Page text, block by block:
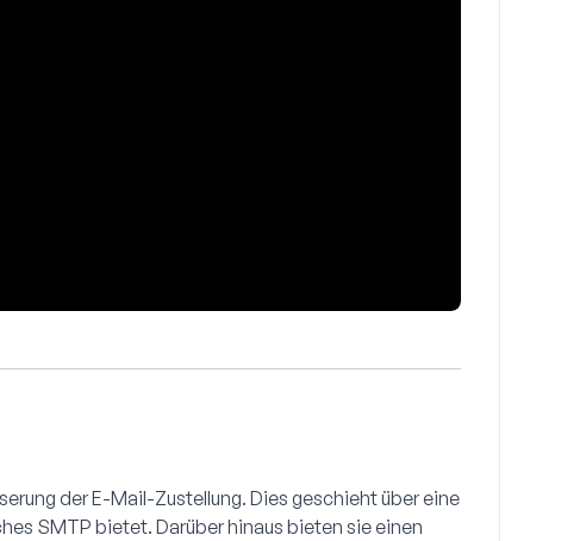
der E-Mail-Zustellung. Dies geschieht über eine
SMTP bietet. Darüber hinaus bieten sie einen